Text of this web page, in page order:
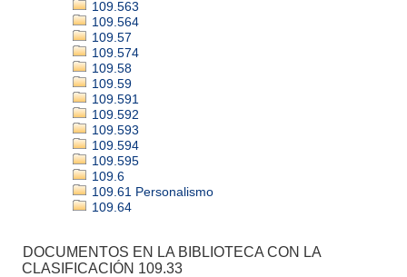
109.563
109.564
109.57
109.574
109.58
109.59
109.591
109.592
109.593
109.594
109.595
109.6
109.61 Personalismo
109.64
DOCUMENTOS EN LA BIBLIOTECA CON LA
CLASIFICACIÓN 109.33